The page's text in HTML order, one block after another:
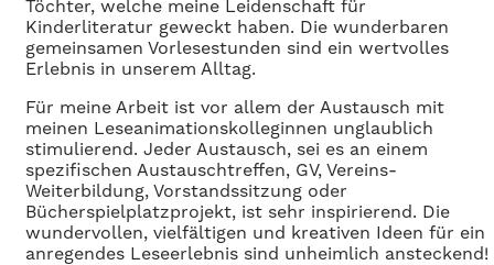
Töchter, welche meine Leidenschaft für
Kinderliteratur geweckt haben. Die wunderbaren
gemeinsamen Vorlesestunden sind ein wertvolles
Erlebnis in unserem Alltag.
Für meine Arbeit ist vor allem der Austausch mit
meinen Leseanimationskolleginnen unglaublich
stimulierend. Jeder Austausch, sei es an einem
spezifischen Austauschtreffen, GV, Vereins-
Weiterbildung, Vorstandssitzung oder
Bücherspielplatzprojekt, ist sehr inspirierend. Die
wundervollen, vielfältigen und kreativen Ideen für ein
anregendes Leseerlebnis sind unheimlich ansteckend!